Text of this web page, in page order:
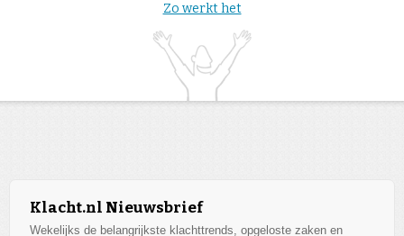
Zo werkt het
Klacht.nl Nieuwsbrief
Wekelijks de belangrijkste klachttrends, opgeloste zaken en